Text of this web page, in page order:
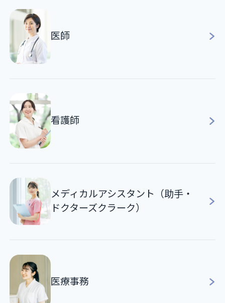
医師
看護師
メディカルアシスタント（助手・
ドクターズクラーク）
医療事務